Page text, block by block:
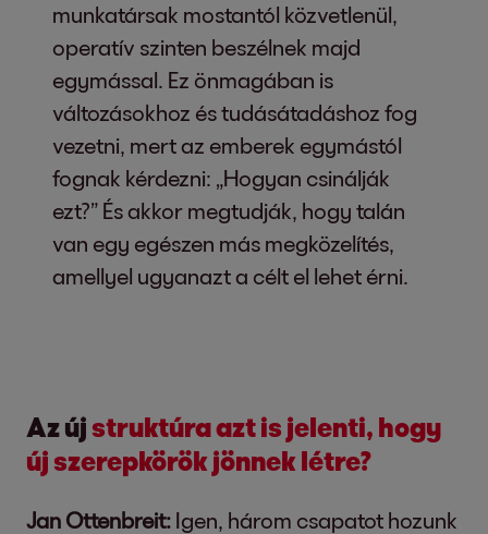
munkatársak mostantól közvetlenül,
operatív szinten beszélnek majd
egymással. Ez önmagában is
változásokhoz és tudásátadáshoz fog
vezetni, mert az emberek egymástól
fognak kérdezni: „Hogyan csinálják
ezt?” És akkor megtudják, hogy talán
van egy egészen más megközelítés,
amellyel ugyanazt a célt el lehet érni.
Az újstruktúra azt is jelenti, hogy
új szerepkörök jönnek létre?
Jan Ottenbreit: Igen, három csapatot hozunk